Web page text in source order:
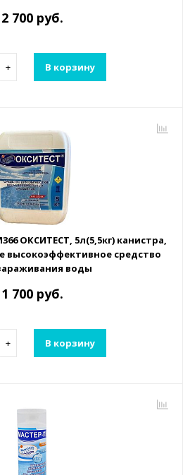
2 700 руб.
+ В корзину
ОКСИТЕСТ, 5л(5,5кг) канистра,
высокоэффективное средство
воды
1 700 руб.
+ В корзину